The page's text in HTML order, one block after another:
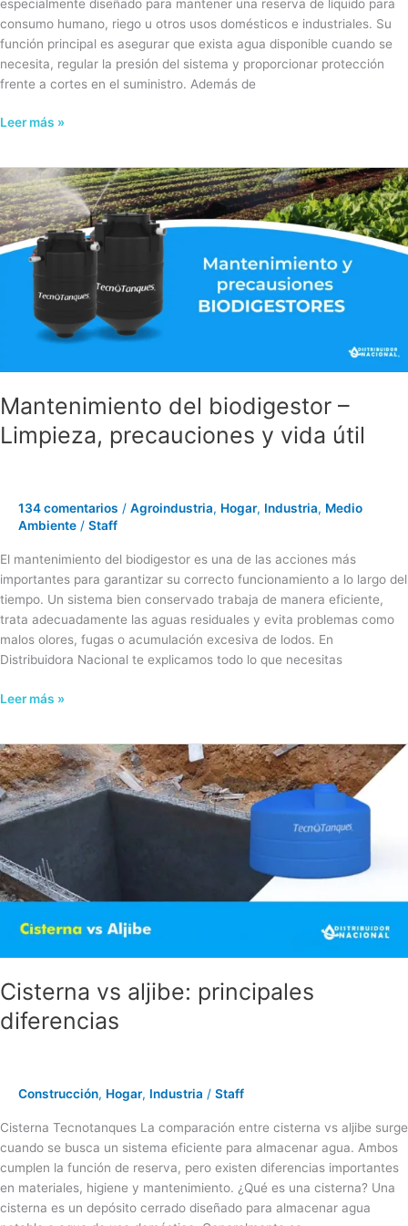
especialmente diseñado para mantener una reserva de líquido para
consumo humano, riego u otros usos domésticos e industriales. Su
función principal es asegurar que exista agua disponible cuando se
necesita, regular la presión del sistema y proporcionar protección
frente a cortes en el suministro. Además de
Leer más »
Mantenimiento del biodigestor –
Limpieza, precauciones y vida útil
134 comentarios / Agroindustria, Hogar, Industria, Medio
Ambiente / Staff
El mantenimiento del biodigestor es una de las acciones más
importantes para garantizar su correcto funcionamiento a lo largo del
tiempo. Un sistema bien conservado trabaja de manera eficiente,
trata adecuadamente las aguas residuales y evita problemas como
malos olores, fugas o acumulación excesiva de lodos. En
Distribuidora Nacional te explicamos todo lo que necesitas
Mantenimiento
del
biodigestor
–
Limpieza,
precauciones
Leer más »
Cisterna vs aljibe: principales
diferencias
Construcción, Hogar, Industria / Staff
Cisterna Tecnotanques La comparación entre cisterna vs aljibe surge
cuando se busca un sistema eficiente para almacenar agua. Ambos
cumplen la función de reserva, pero existen diferencias importantes
en materiales, higiene y mantenimiento. ¿Qué es una cisterna? Una
cisterna es un depósito cerrado diseñado para almacenar agua
Cisterna
vs
aljibe:
principales